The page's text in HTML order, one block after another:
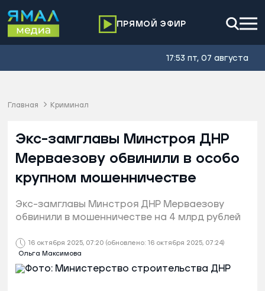
ПРЯМОЙ ЭФИР
17:53 пт, 07 августа
Главная Криминал
16 октября 2025, 07:20 (обновлено: 16 октября 2025, 07:24)
Ольга Максимова
Экс-замглавы Минстроя ДНР
Мерваезову обвинили в особо
крупном мошенничестве
Экс-замглавы Минстроя ДНР Мерваезову
обвинили в мошенничестве на 4 млрд рублей